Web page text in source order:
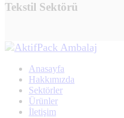
Tekstil Sektörü
Anasayfa
Hakkımızda
Sektörler
Ürünler
İletişim